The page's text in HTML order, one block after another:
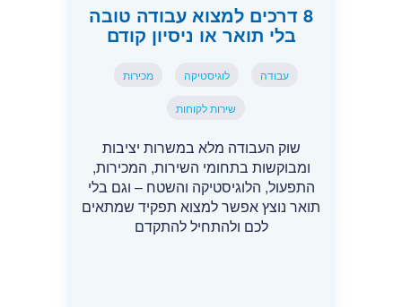
8 דרכים למצוא עבודה טובה
בלי תואר או ניסיון קודם
עבודה לוגיסטיקה מכירות
שירות לקוחות
שוק העבודה מלא במשרות יציבות
ומבוקשות בתחומי השירות, המכירות,
התפעול, הלוגיסטיקה והשטח – וגם בלי
תואר נוצץ אפשר למצוא תפקיד שמתאים
לכם ולהתחיל להתקדם